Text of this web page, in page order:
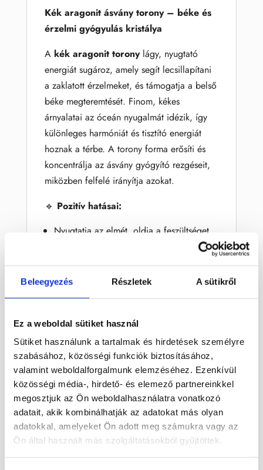
Beleegyezés Részletek A sütikről
Ez a weboldal sütiket használ
Sütiket használunk a tartalmak és hirdetések személyre
szabásához, közösségi funkciók biztosításához,
valamint weboldalforgalmunk elemzéséhez. Ezenkívül
közösségi média-, hirdető- és elemező partnereinkkel
megosztjuk az Ön weboldalhasználatra vonatkozó
adatait, akik kombinálhatják az adatokat más olyan
adatokkal, amelyeket Ön adott meg számukra vagy az
Ön által használt más szolgáltatásokból gyűjtöttek.
Kék aragonit ásvány torony – béke és
érzelmi gyógyulás kristálya
A kék aragonit toronylágy, nyugtató
energiát sugároz, amely segít lecsillapítani
a zaklatott érzelmeket, és támogatja a belső
béke megteremtését. Finom, kékes
árnyalatai az óceán nyugalmát idézik, így
különleges harmóniát és tisztító energiát
hoznak a térbe. A torony forma erősíti és
koncentrálja az ásvány gyógyító rezgéseit,
miközben felfelé irányítja azokat.
🔹 Pozitív hatásai:
Nyugtatja az elmét, oldja a feszültséget
önkifejezést
🔹
Felhasználása:
Meditációban a kék aragonit torony segít az
érzelmek feldolgozásában és a belső
harmónia elérésében. Otthonodban vagy
munkahelyeden elhelyezve tisztító és
nyugtató energiát áraszt, támogatja a
nyugodt légkört és segíti a
kiegyensúlyozottságot.